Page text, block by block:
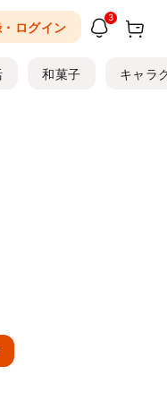
ログイン
3
和菓子 キャラ